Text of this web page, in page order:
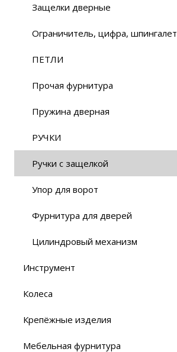
Защелки дверные
Ограничитель, цифра, шпингалет
ПЕТЛИ
Прочая фурнитура
Пружина дверная
РУЧКИ
Ручки с защелкой
Упор для ворот
Фурнитура для дверей
Цилиндровый механизм
Инструмент
Колеса
Крепёжные изделия
Мебельная фурнитура